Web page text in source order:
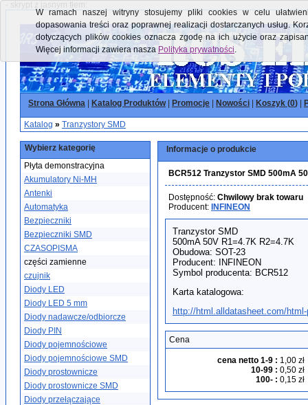
- skrypt z jasnym tłem:
Strona Główna Katalog Produktów| Promocje Nowości Koszyk (0)
Katalog » Tranzystory SMD
Wybierz kategorię
Płyta demonstracyjna
Akumulatory Ni-MH
Antenki
Automatyka
Bezpieczniki
Bezpieczniki SMD
CZASOPISMA
części zamienne
czujnik
Diody LED
Diody LED 5 mm
Diody nadawcze/odbiorcze
Diody PIN
Diody pojemnościowe
Diody pojemnościowe SMD
Diody prostownicze
Diody prostownicze SMD
Diody przełączające
Informacje o produkcie
BCR512 Tranzystor SMD 500mA
Dostępność: Chwilowy brak towaru
Producent: INFINEON
Tranzystor SMD
500mA 50V R1=4.7K R2=4.7K
Obudowa: SOT-23
Producent: INFINEON
Symbol producenta: BCR512
Karta katalogowa:
http://html.alldatasheet.com/
Cena
cena netto 1-9 : 1,00 zł
10-99 : 0,50 zł
100- : 0,15 zł
W ramach naszej witryny stosujemy pliki cookies w celu
dopasowania treści oraz poprawnej realizacji dostarczanych usług.
dotyczących plików cookies oznacza zgodę na ich użycie oraz
Więcej informacji zawiera nasza Polityka prywatności.